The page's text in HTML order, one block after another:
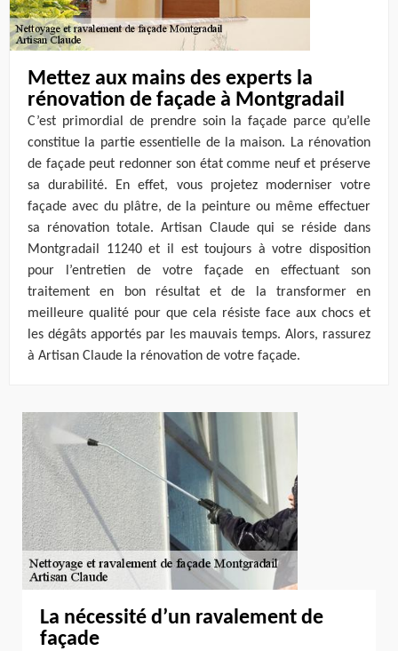
Mettez aux mains des experts la
rénovation de façade à Montgradail
C’est primordial de prendre soin la façade parce qu’elle
constitue la partie essentielle de la maison. La rénovation
de façade peut redonner son état comme neuf et préserve
sa durabilité. En effet, vous projetez moderniser votre
façade avec du plâtre, de la peinture ou même effectuer
sa rénovation totale. Artisan Claude qui se réside dans
Montgradail 11240 et il est toujours à votre disposition
pour l’entretien de votre façade en effectuant son
traitement en bon résultat et de la transformer en
meilleure qualité pour que cela résiste face aux chocs et
les dégâts apportés par les mauvais temps. Alors, rassurez
à Artisan Claude la rénovation de votre façade.
La nécessité d’un ravalement de
façade